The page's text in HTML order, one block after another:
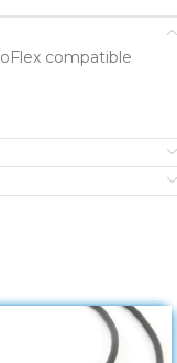
compatible